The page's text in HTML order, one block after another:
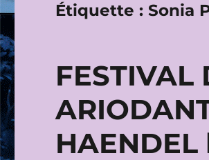
Étiquette :Sonia
FESTIVAL
HAENDEL